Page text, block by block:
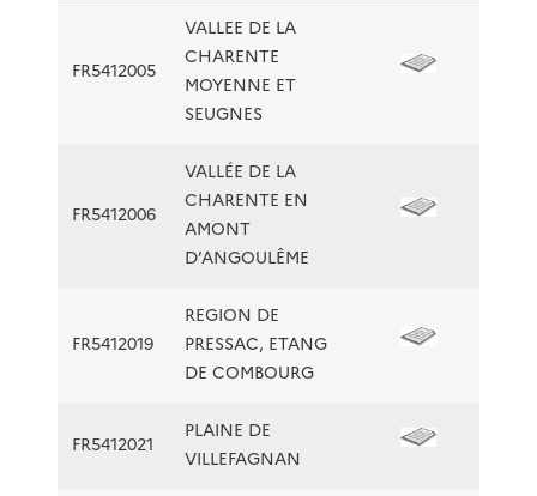
FR5412005
VALLEE DE LA
CHARENTE
MOYENNE ET
SEUGNES
FR5412006
VALLÉE DE LA
CHARENTE EN
AMONT
D’ANGOULÊME
FR5412019
REGION DE
PRESSAC, ETANG
DE COMBOURG
FR5412021
PLAINE DE
VILLEFAGNAN